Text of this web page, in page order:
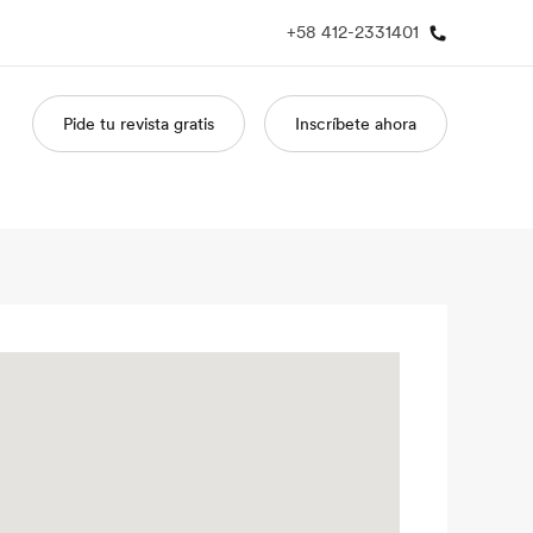
+58 412-2331401
Pide tu revista gratis Inscríbete ahora